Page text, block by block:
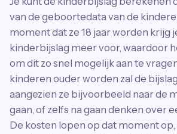
van de geboortedata van de
moment dat ze 18 jaar worden krijg
kinderbijslag meer voor, waardoor
om dit zo snel mogelijk aan te
kinderen ouder worden zal de
aangezien ze bijvoorbeeld naar de
gaan, of zelfs na gaan denken over
De kosten lopen op dat moment